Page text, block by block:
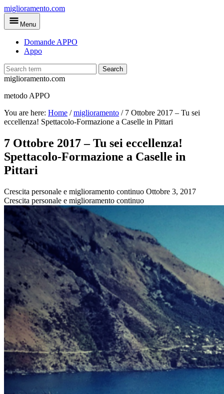
Skip
to
main
miglioramento.com
Menu
Domande APPO
Appo
Search
miglioramento.com
metodo APPO
You are here: Home /miglioramento / 7 Ottobre 2017 – Tu sei
eccellenza! Spettacolo-Formazione a Caselle in Pittari
7 Ottobre 2017 – Tu sei eccellenza!
Spettacolo-Formazione a Caselle in
Pittari
Crescita personale e miglioramento continuo Ottobre 3, 2017
Crescita personale e miglioramento continuo